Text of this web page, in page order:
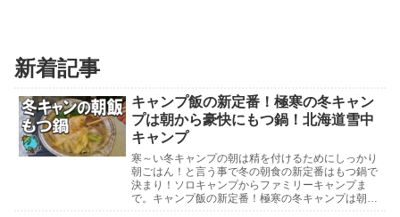
新着記事
キャンプ飯の新定番！極寒の冬キャン
プは朝から豪快にもつ鍋！北海道雪中
キャンプ
寒～い冬キャンプの朝は精を付けるためにしっかり
朝ごはん！と言う事で冬の朝食の新定番はもつ鍋で
決まり！ソロキャンプからファミリーキャンプま
で。キャンプ飯の新定番！極寒の冬キャンプは朝か